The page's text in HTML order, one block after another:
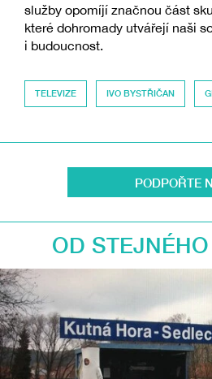
služby opomíjí značnou část
které dohromady utvářejí naši
i budoucnost.
TELEVIZE IVO BYSTŘIČAN
PODPOŘTE
OD